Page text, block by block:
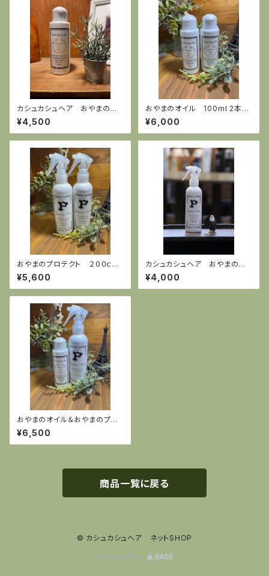
カシュカシュヘア おやまのオ
イル100ml
¥4,500
おやまのオイル 100ml 2本セ
ット
¥6,000
おやまのプロテクト ２００ｃ
ｃ 2本セット
¥5,600
カシュカシュヘア おやまのプ
ロテクト 200ml
¥4,000
おやまのオイル＆おやまのプロ
テクトセット
¥6,500
商品一覧に戻る
© カシュカシュヘア ネットSHOP
Powered by